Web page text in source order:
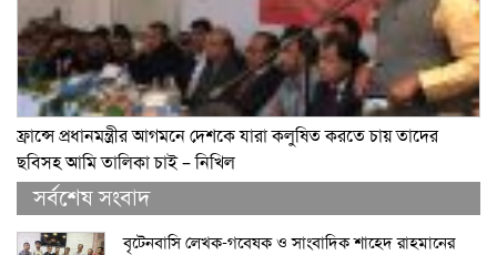
ফ্রান্সে প্রধানমন্ত্রীর আগমনে দেশকে যারা কলুষিত করতে চায় তাদের
ছবিসহ আমি তালিকা চাই – নিখিল
সর্বশেষ সংবাদ
বৃটেনবাসি লেখক-গবেষক ও সাংবাদিক শাহেদ রাহমানের